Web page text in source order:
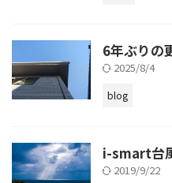
6年ぶりの
2025/8/4
blog
i-smart台
2019/9/22